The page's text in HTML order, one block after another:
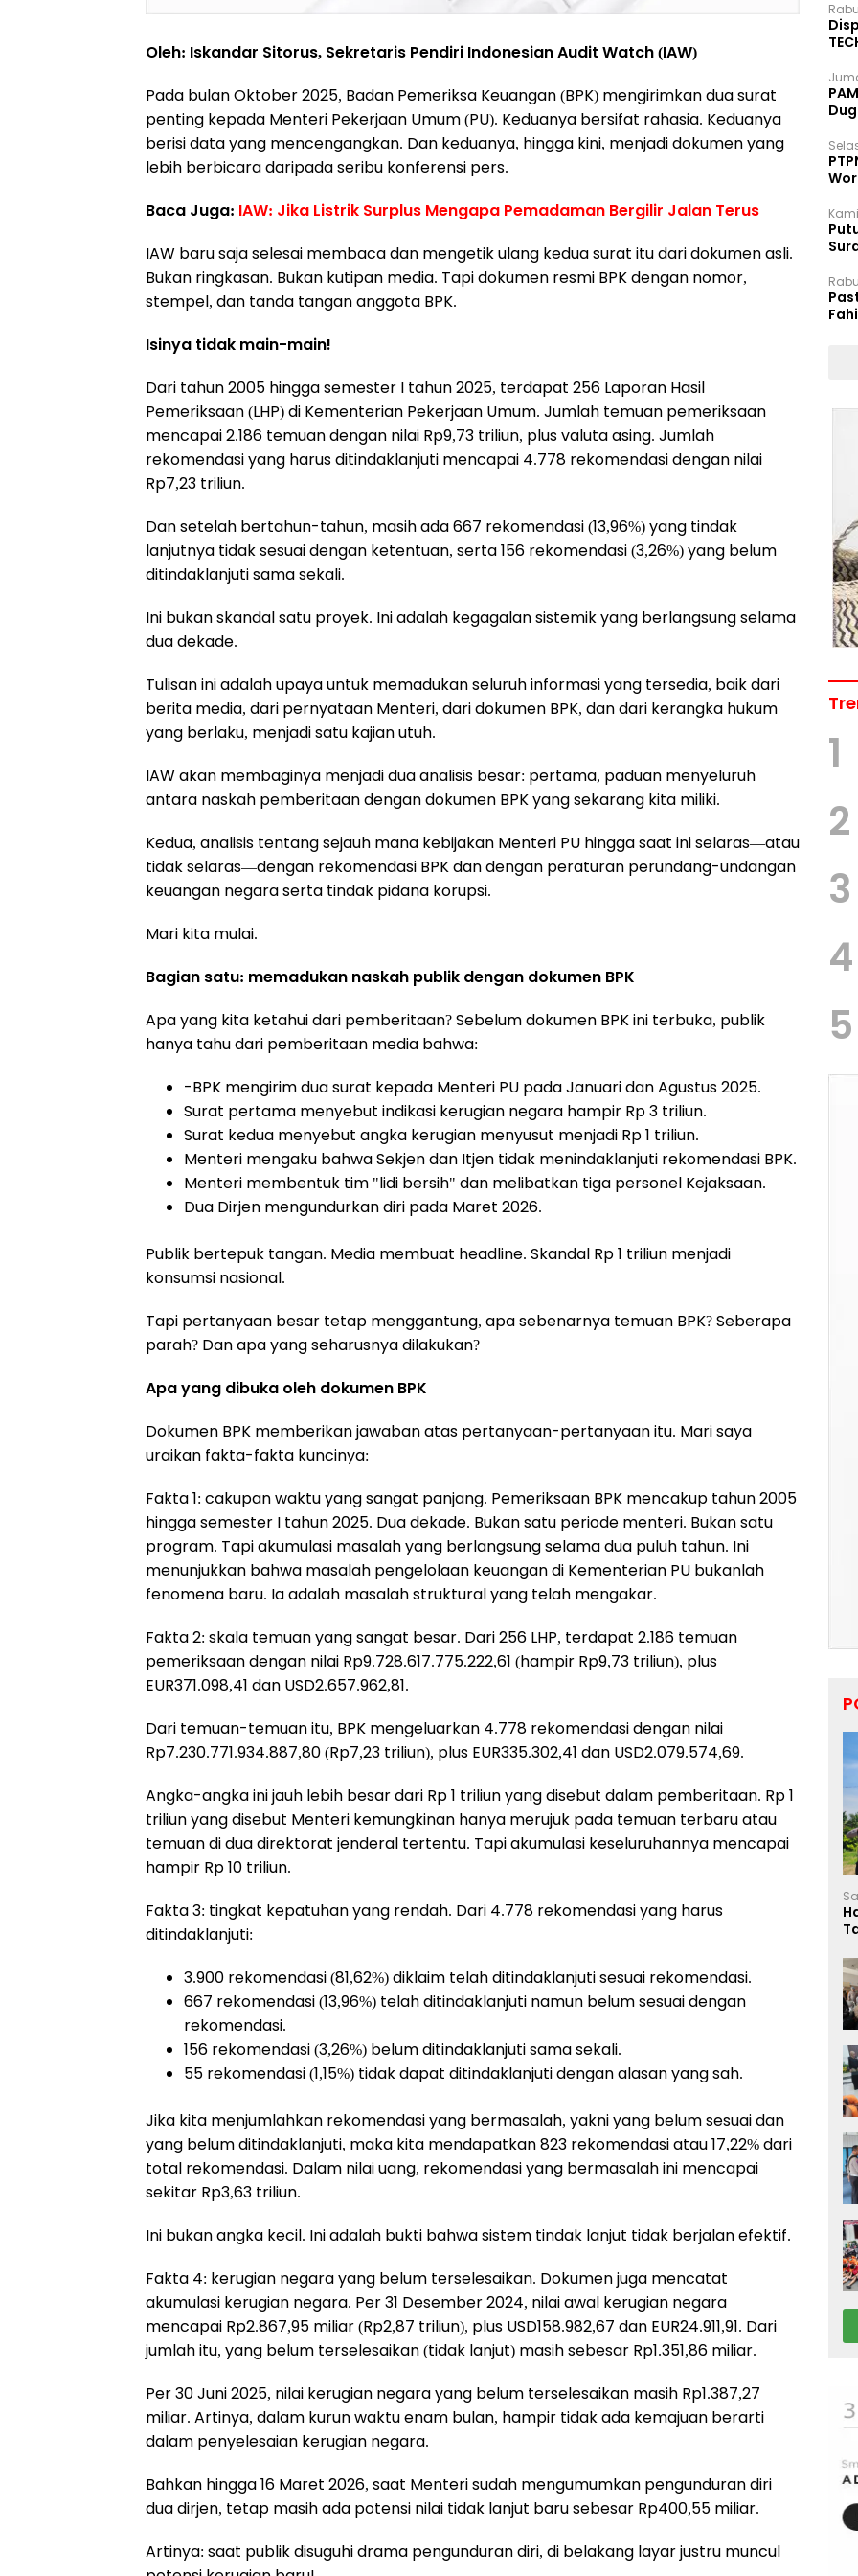
Oleh: Iskandar Sitorus, Sekretaris Pendiri Indonesian Audit Watch (IAW)
Pada bulan Oktober 2025, Badan Pemeriksa Keuangan (BPK) mengirimkan dua surat
penting kepada Menteri Pekerjaan Umum (PU). Keduanya bersifat rahasia. Keduanya
berisi data yang mencengangkan. Dan keduanya, hingga kini, menjadi dokumen yang
lebih berbicara daripada seribu konferensi pers.
Baca Juga: IAW: Jika Listrik Surplus Mengapa Pemadaman Bergilir Jalan Terus
IAW baru saja selesai membaca dan mengetik ulang kedua surat itu dari dokumen asli.
Bukan ringkasan. Bukan kutipan media. Tapi dokumen resmi BPK dengan nomor,
stempel, dan tanda tangan anggota BPK.
Isinya tidak main-main!
Dari tahun 2005 hingga semester I tahun 2025, terdapat 256 Laporan Hasil
Pemeriksaan (LHP) di Kementerian Pekerjaan Umum. Jumlah temuan pemeriksaan
mencapai 2.186 temuan dengan nilai Rp9,73 triliun, plus valuta asing. Jumlah
rekomendasi yang harus ditindaklanjuti mencapai 4.778 rekomendasi dengan nilai
Rp7,23 triliun.
Dan setelah bertahun-tahun, masih ada 667 rekomendasi (13,96%) yang tindak
lanjutnya tidak sesuai dengan ketentuan, serta 156 rekomendasi (3,26%) yang belum
ditindaklanjuti sama sekali.
Ini bukan skandal satu proyek. Ini adalah kegagalan sistemik yang berlangsung selama
dua dekade.
Tulisan ini adalah upaya untuk memadukan seluruh informasi yang tersedia, baik dari
berita media, dari pernyataan Menteri, dari dokumen BPK, dan dari kerangka hukum
yang berlaku, menjadi satu kajian utuh.
IAW akan membaginya menjadi dua analisis besar: pertama, paduan menyeluruh
antara naskah pemberitaan dengan dokumen BPK yang sekarang kita miliki.
Kedua, analisis tentang sejauh mana kebijakan Menteri PU hingga saat ini selaras—atau
tidak selaras—dengan rekomendasi BPK dan dengan peraturan perundang-undangan
keuangan negara serta tindak pidana korupsi.
Mari kita mulai.
Bagian satu: memadukan naskah publik dengan dokumen BPK
Apa yang kita ketahui dari pemberitaan? Sebelum dokumen BPK ini terbuka, publik
hanya tahu dari pemberitaan media bahwa:
-BPK mengirim dua surat kepada Menteri PU pada Januari dan Agustus 2025.
Surat pertama menyebut indikasi kerugian negara hampir Rp 3 triliun.
Surat kedua menyebut angka kerugian menyusut menjadi Rp 1 triliun.
Menteri mengaku bahwa Sekjen dan Itjen tidak menindaklanjuti rekomendasi BPK.
Menteri membentuk tim "lidi bersih" dan melibatkan tiga personel Kejaksaan.
Dua Dirjen mengundurkan diri pada Maret 2026.
Publik bertepuk tangan. Media membuat headline. Skandal Rp 1 triliun menjadi
konsumsi nasional.
Tapi pertanyaan besar tetap menggantung, apa sebenarnya temuan BPK? Seberapa
parah? Dan apa yang seharusnya dilakukan?
Apa yang dibuka oleh dokumen BPK
Dokumen BPK memberikan jawaban atas pertanyaan-pertanyaan itu. Mari saya
uraikan fakta-fakta kuncinya:
Fakta 1: cakupan waktu yang sangat panjang. Pemeriksaan BPK mencakup tahun 2005
hingga semester I tahun 2025. Dua dekade. Bukan satu periode menteri. Bukan satu
program. Tapi akumulasi masalah yang berlangsung selama dua puluh tahun. Ini
menunjukkan bahwa masalah pengelolaan keuangan di Kementerian PU bukanlah
fenomena baru. Ia adalah masalah struktural yang telah mengakar.
Fakta 2: skala temuan yang sangat besar. Dari 256 LHP, terdapat 2.186 temuan
pemeriksaan dengan nilai Rp9.728.617.775.222,61 (hampir Rp9,73 triliun), plus
EUR371.098,41 dan USD2.657.962,81.
Dari temuan-temuan itu, BPK mengeluarkan 4.778 rekomendasi dengan nilai
Rp7.230.771.934.887,80 (Rp7,23 triliun), plus EUR335.302,41 dan USD2.079.574,69.
Angka-angka ini jauh lebih besar dari Rp 1 triliun yang disebut dalam pemberitaan. Rp 1
triliun yang disebut Menteri kemungkinan hanya merujuk pada temuan terbaru atau
temuan di dua direktorat jenderal tertentu. Tapi akumulasi keseluruhannya mencapai
hampir Rp 10 triliun.
Fakta 3: tingkat kepatuhan yang rendah. Dari 4.778 rekomendasi yang harus
ditindaklanjuti:
3.900 rekomendasi (81,62%) diklaim telah ditindaklanjuti sesuai rekomendasi.
667 rekomendasi (13,96%) telah ditindaklanjuti namun belum sesuai dengan
rekomendasi.
156 rekomendasi (3,26%) belum ditindaklanjuti sama sekali.
55 rekomendasi (1,15%) tidak dapat ditindaklanjuti dengan alasan yang sah.
Jika kita menjumlahkan rekomendasi yang bermasalah, yakni yang belum sesuai dan
yang belum ditindaklanjuti, maka kita mendapatkan 823 rekomendasi atau 17,22% dari
total rekomendasi. Dalam nilai uang, rekomendasi yang bermasalah ini mencapai
sekitar Rp3,63 triliun.
Ini bukan angka kecil. Ini adalah bukti bahwa sistem tindak lanjut tidak berjalan efektif.
Fakta 4: kerugian negara yang belum terselesaikan. Dokumen juga mencatat
akumulasi kerugian negara. Per 31 Desember 2024, nilai awal kerugian negara
mencapai Rp2.867,95 miliar (Rp2,87 triliun), plus USD158.982,67 dan EUR24.911,91. Dari
jumlah itu, yang belum terselesaikan (tidak lanjut) masih sebesar Rp1.351,86 miliar.
Per 30 Juni 2025, nilai kerugian negara yang belum terselesaikan masih Rp1.387,27
miliar. Artinya, dalam kurun waktu enam bulan, hampir tidak ada kemajuan berarti
dalam penyelesaian kerugian negara.
Bahkan hingga 16 Maret 2026, saat Menteri sudah mengumumkan pengunduran diri
dua dirjen, tetap masih ada potensi nilai tidak lanjut baru sebesar Rp400,55 miliar.
Artinya: saat publik disuguhi drama pengunduran diri, di belakang layar justru muncul
1
2
3
4
5